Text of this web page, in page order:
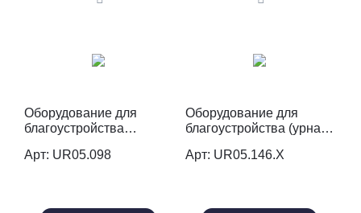
Оборудование для
благоустройства
стенд) UR05.098.S
Арт: UR05.098
Оборудование для
благоустройства (урна)
Арт: UR05.146.Х